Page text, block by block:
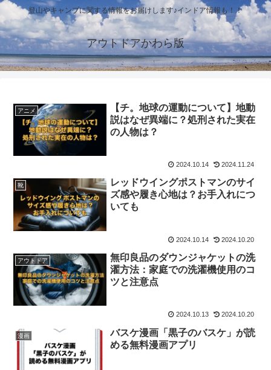
登山やキャンプに関する情報をお届けします♪インドア情報も！！
アウトドアかわら版
アニメ
【チ。地球の運動について】地動
説はなぜ異端に？処刑された実在
の人物は？
2024.10.14 2024.11.24
靴
レッドウイングポストマンのサイ
ズ感や履き心地は？お手入れにつ
いても
2024.10.14 2024.10.20
アウトドア
無印良品のダウンジャケットの洗
濯方法：家庭での洗濯機使用のコ
ツと注意点
2024.10.13 2024.10.20
漫画
バスケ漫画「黒子のバスケ」が読
める無料漫画アプリ